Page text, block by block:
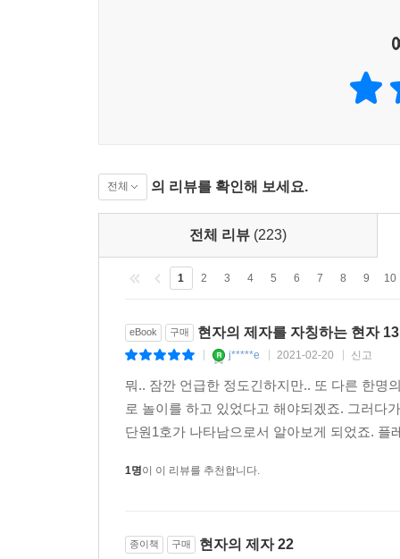
전체 의 리뷰를 확인해 보세요.
전체 리뷰 (223)
1 2 3 4 5 6 7 8 9 10
eBook 구매 현자의 제자를 자칭하는 현자
j*****e 2021-02-20 신고
뭐.. 잠깐 언급한 정도긴하지만.. 또 다른 한명
로 놀이를 하고 있었다고 해야되겠죠. 그러다
단원1호가 나타남으로서 알아보게 되었죠.
1명이 이 리뷰를 추천합니다.
종이책 구매 현자의 제자 22